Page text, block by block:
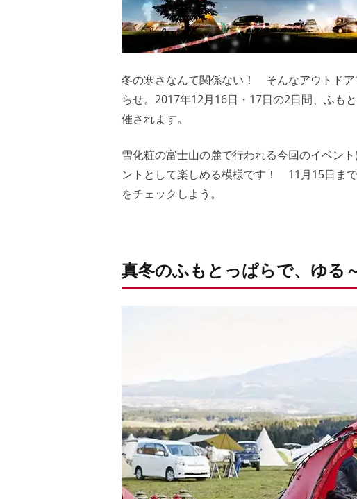
冬の寒さなんて関係ない！ そんなアウトド
らせ。2017年12月16日・17日の2日間、ふも
催されます。
雪化粧の富士山の麓で行われる今回のイベン
ントとして楽しめる模様です！ 11月15日ま
をチェックしよう。
真冬のふもとっぱらで、ゆる